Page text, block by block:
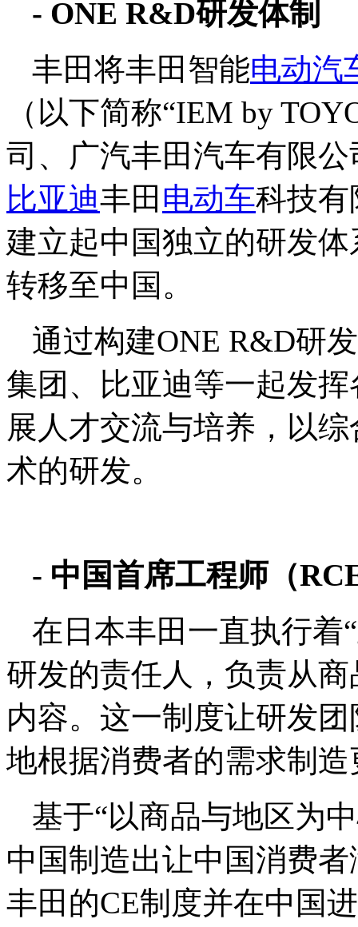
- ONE R&D研发体制
丰田将丰田智能电动汽
（以下简称“IEM by
司、广汽丰田汽车有限
比亚迪丰田 电动车科技有
建立起中国独立的研发
转移至中国。
通过构建ONE R&D研
集团、比亚迪等一起发
展人才交流与培养，以
术的研发。
- 中国首席工程师（
在日本丰田一直执行着
研发的责任人，负责从
内容。这一制度让研发
地根据消费者的需求制
基于“以商品与地区为
中国制造出让中国消费
丰田的CE制度并在中国